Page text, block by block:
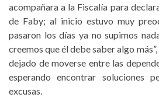
acompañara a la Fiscalía para
de Faby; al inicio estuvo muy
pasaron los días ya no supimos
creemos que él debe saber algo
dejado de moverse entre las
esperando encontrar soluciones
excusas.